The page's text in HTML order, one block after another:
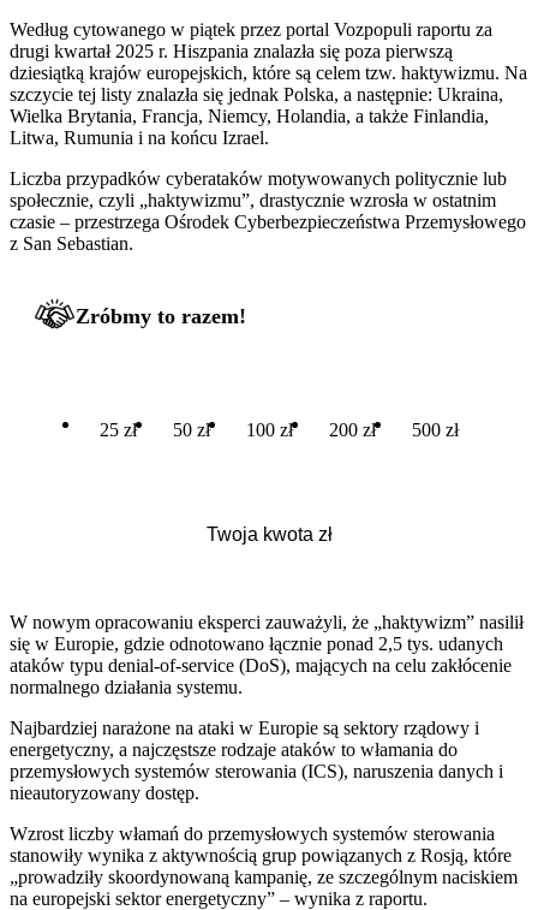
Według cytowanego w piątek przez portal Vozpopuli raportu za
drugi kwartał 2025 r. Hiszpania znalazła się poza pierwszą
dziesiątką krajów europejskich, które są celem tzw. haktywizmu. Na
szczycie tej listy znalazła się jednak Polska, a następnie: Ukraina,
Wielka Brytania, Francja, Niemcy, Holandia, a także Finlandia,
Litwa, Rumunia i na końcu Izrael.
Liczba przypadków cyberataków motywowanych politycznie lub
społecznie, czyli „haktywizmu”, drastycznie wzrosła w ostatnim
czasie – przestrzega Ośrodek Cyberbezpieczeństwa Przemysłowego
z San Sebastian.
Zróbmy to razem!
25 zł 50 zł 100 zł 200 zł 500 zł
W nowym opracowaniu eksperci zauważyli, że „haktywizm” nasilił
się w Europie, gdzie odnotowano łącznie ponad 2,5 tys. udanych
ataków typu denial-of-service (DoS), mających na celu zakłócenie
normalnego działania systemu.
Najbardziej narażone na ataki w Europie są sektory rządowy i
energetyczny, a najczęstsze rodzaje ataków to włamania do
przemysłowych systemów sterowania (ICS), naruszenia danych i
nieautoryzowany dostęp.
Wzrost liczby włamań do przemysłowych systemów sterowania
stanowiły wynika z aktywnością grup powiązanych z Rosją, które
„prowadziły skoordynowaną kampanię, ze szczególnym naciskiem
na europejski sektor energetyczny” – wynika z raportu.